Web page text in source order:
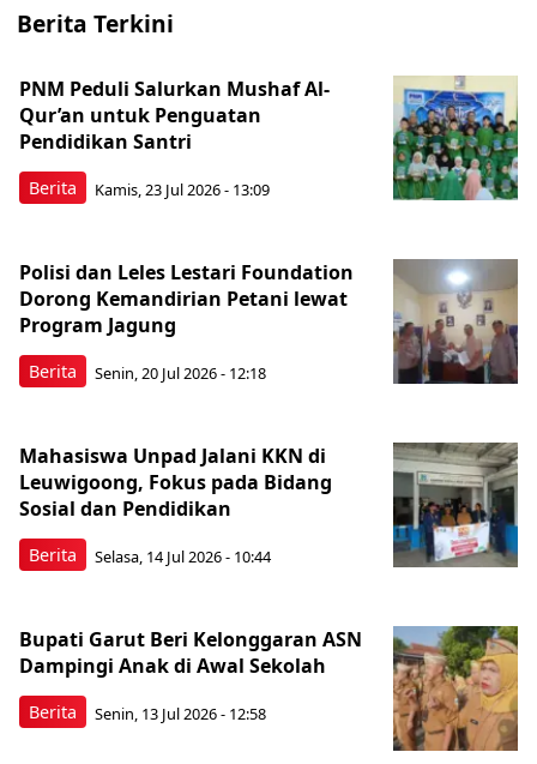
Berita Terkini
Berita
PNM Peduli Salurkan Mushaf Al-
Qur’an untuk Penguatan
Pendidikan Santri
Kamis, 23 Jul 2026 - 13:09
Berita
Polisi dan Leles Lestari Foundation
Dorong Kemandirian Petani lewat
Program Jagung
Senin, 20 Jul 2026 - 12:18
Berita
Mahasiswa Unpad Jalani KKN di
Leuwigoong, Fokus pada Bidang
Sosial dan Pendidikan
Selasa, 14 Jul 2026 - 10:44
Berita
Bupati Garut Beri Kelonggaran ASN
Dampingi Anak di Awal Sekolah
Senin, 13 Jul 2026 - 12:58